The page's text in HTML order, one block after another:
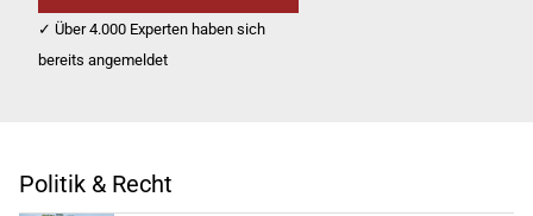
✓ Über 4.000 Experten haben sich
bereits angemeldet
Politik & Recht